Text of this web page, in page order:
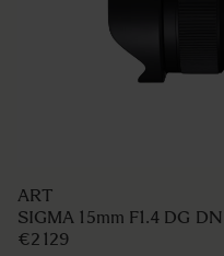
ART
SIGMA 15mm F1.4 DG
€2 129